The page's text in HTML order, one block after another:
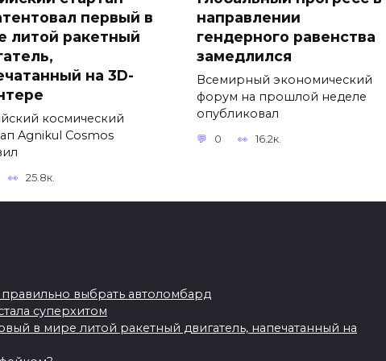
первый в
литой ракетный
на 3D-
космический
Agnikul Cosmos
25.8к.
направлении
гендерного равенства
замедлился
Всемирный экономический
форум на прошлой неделе
опубликовал
0 16.2к.
перебросила к
России
почти половину
правильно выбрать автоломбард
суперхитом
в мире литой ракетный двигатель, напечатанный на